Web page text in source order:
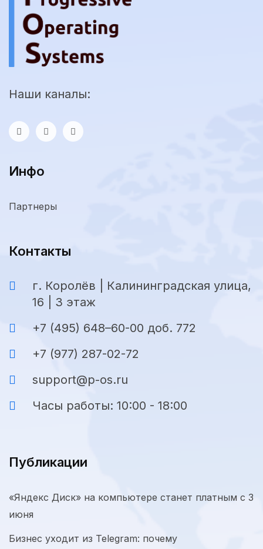
Наши каналы:
Инфо
Партнеры
Контакты
г. Королёв | Калининградская улица,
16 | 3 этаж
+7 (495) 648–60-00 доб. 772
+7 (977) 287-02-72
support@p-os.ru
Часы работы: 10:00 - 18:00
Публикации
«Яндекс Диск» на компьютере станет платным с 3
июня
Бизнес уходит из Telegram: почему